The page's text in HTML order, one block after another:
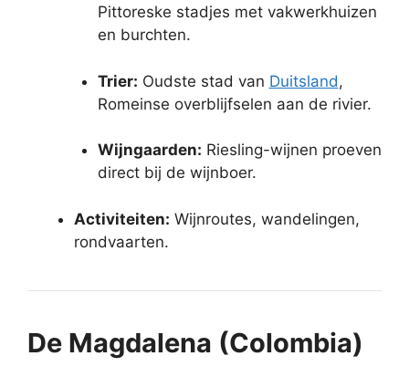
Pittoreske stadjes met vakwerkhuizen
en burchten.
Trier: Oudste stad van Duitsland,
Romeinse overblijfselen aan de rivier.
Wijngaarden: Riesling-wijnen proeven
direct bij de wijnboer.
Activiteiten: Wijnroutes, wandelingen,
rondvaarten.
De Magdalena (Colombia)